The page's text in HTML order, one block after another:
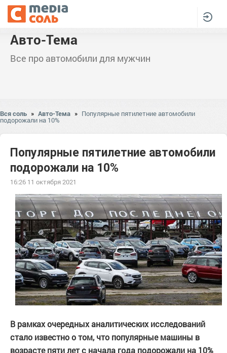
Авто-Тема
Все про автомобили для мужчин
Вся соль » Авто-Тема » Популярные пятилетние автомобили
подорожали на 10%
Популярные пятилетние автомобили
подорожали на 10%
16:26 11 октября 2021
В рамках очередных аналитических исследований
стало известно о том, что популярные машины в
возрасте пяти лет с начала года подорожали на 10%